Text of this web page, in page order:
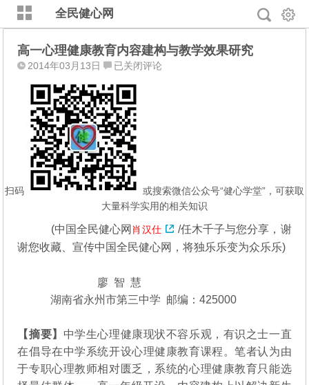
全民健心网
高一心理健康教育内容建构与教学效果研究
2014年03月13日
高
心
理
健
康
教
育
内
容
构
与
学
效
果
究
已关闭评论
扫码
或搜索微信公众号“健心学堂”，可获取
大量科学实用的相关知识
(中国全民健心网 肖汉仕
/任木千子与您分享，谢
谢您收藏、宣传中国全民健心网，将独乐乐变为众乐乐)
廖 智 慧
湖南省永州市第三中学 邮编：425000
【摘要】 中学生心理健康现状不容乐观，有识之士一直
在倡导在中学系统开设心理健康教育课程。笔者认为由
于专职心理教师相对匮乏，系统的心理健康教育只能选